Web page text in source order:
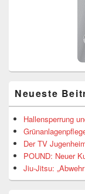
Neueste
Hallensperrung
Der TV
POUND: Neuer
Jiu-Jitsu: